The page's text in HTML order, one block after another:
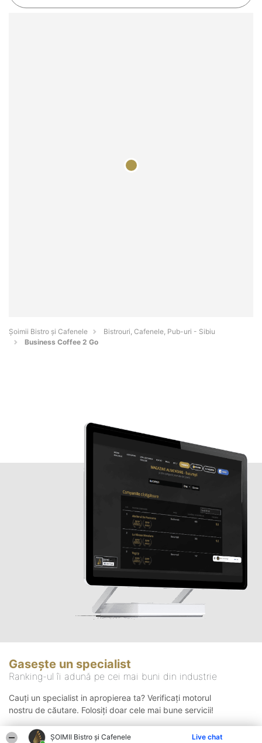
ȘOIMII Bistro și Cafenele Live chat
Șoimii Bistro și Cafenele
Bistrouri, Cafenele, Pub-uri - Sibiu
Business Coffee 2 Go
Gasește un specialist
Ranking-ul îi adună pe cei mai buni din industrie
Cauți un specialist in apropierea ta? Verificați motorul
nostru de căutare. Folosiți doar cele mai bune servicii!